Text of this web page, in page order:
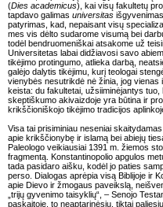
(Dies academicus), kai visų fakultetų
tapdavo galimas universitas
patyrimas, kad, nepaisant visų
mes vis dėlto sudarome visumą bei
todėl bendruomeniškai atsakome už
Universitetas labai didžiavosi savo
tikėjimo protingumo, atlieka darbą,
galėjo dalytis tikėjimu, kurį teologai
vienybės nesutrikdė nė žinia, jog
keista: du fakultetai, užsiiminėjantys
skeptiškumo akivaizdoje yra būtina ir
krikščioniškojo tikėjimo tradicijos
Visa tai prisiminiau neseniai
apie krikščionybę ir islamą bei abiejų
Paleologo veikiausiai 1391 m. žiemos
fragmentą. Konstantinopolio apgulos
tada pasidaro aišku, kodėl jo paties
perso. Dialogas aprėpia visą Biblijoje ir
apie Dievo ir žmogaus paveikslą,
„trijų gyvenimo taisyklių“, – Senojo
paskaitoje, to neaptarinėsiu, tiktai